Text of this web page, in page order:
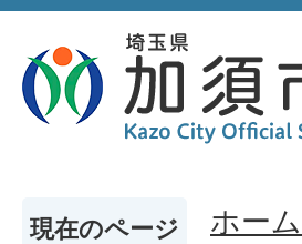
現在のページ ホーム